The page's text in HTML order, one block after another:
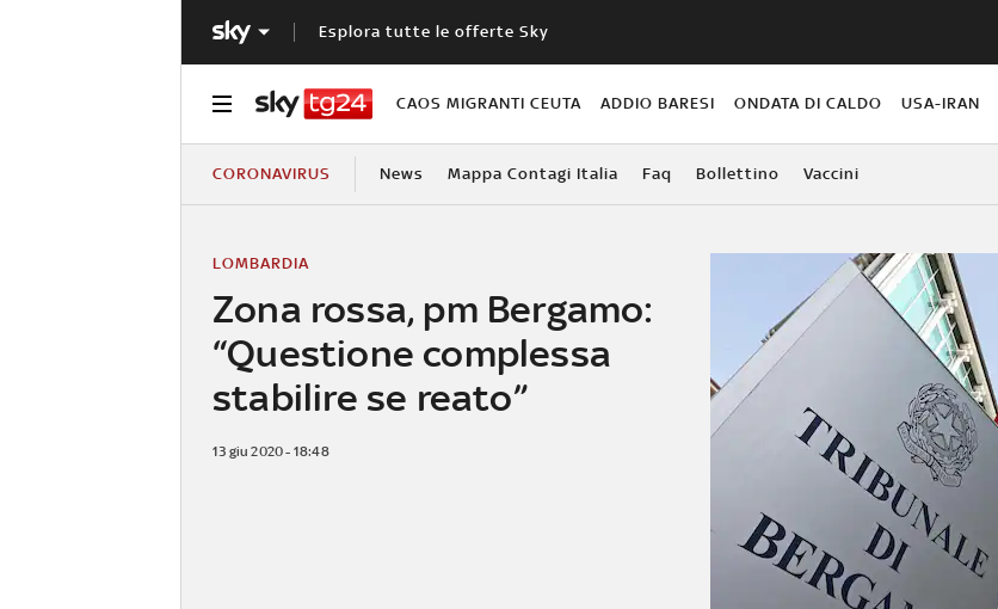
Esplora tutte le offerte Sky
CAOS MIGRANTI CEUTA ADDIO BARESI ONDATA DI CALDO USA-IRAN
CORONAVIRUS News Mappa Contagi Italia Faq Bollettino Vaccini
Zona rossa, pm Bergamo:
“Questione complessa
stabilire se reato”
LOMBARDIA
13 giu 2020 - 18:48